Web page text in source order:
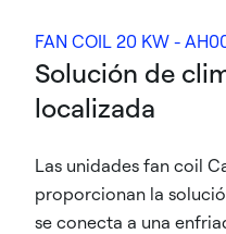
FAN COIL 20 KW -
Solución de
localizada
Las unidades fan coil
proporcionan la
se conecta a una